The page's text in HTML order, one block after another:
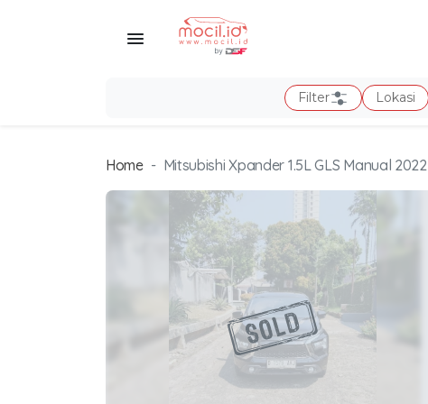
Filter Lokasi
Home Mitsubishi Xpander 1.5L GLS Manual 2022